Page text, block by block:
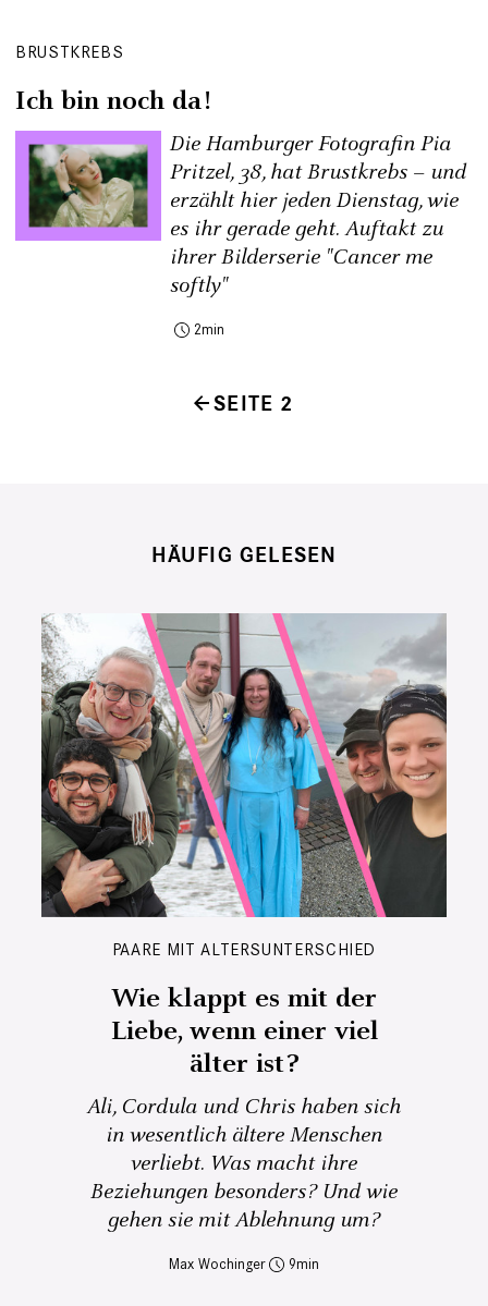
BRUSTKREBS
Ich bin noch da!
Die Hamburger Fotografin Pia
Pritzel, 38, hat Brustkrebs – und
erzählt hier jeden Dienstag, wie
es ihr gerade geht. Auftakt zu
ihrer Bilderserie "Cancer me
softly"
2
SEITE 2
HÄUFIG GELESEN
PAARE MIT ALTERSUNTERSCHIED
Wie klappt es mit der
Liebe, wenn einer viel
älter ist?
Ali, Cordula und Chris haben sich
in wesentlich ältere Menschen
verliebt. Was macht ihre
Beziehungen besonders? Und wie
gehen sie mit Ablehnung um?
Max Wochinger 9